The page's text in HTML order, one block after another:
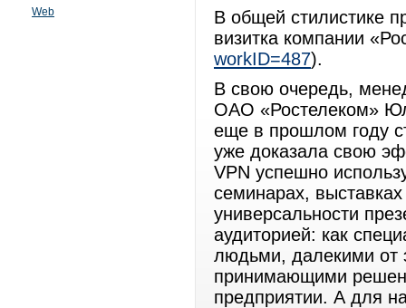
Web
В общей стилистике
визитка компании
workID=487).
В свою очередь,
ОАО «Ростелеком»
еще в прошлом году
уже доказала свою
VPN успешно
семинарах,
универсальности
аудиторией: как
людьми, далекими от
принимающими
предприятии. А для